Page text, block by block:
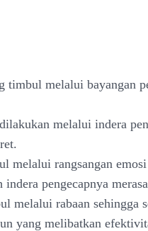
timbul melalui bayangan
melalui indera
melalui rangsangan
pengecapnya
melalui rabaan sehingga
yang melibatkan